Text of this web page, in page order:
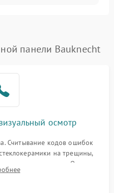
панели Bauknecht
осмотр
Считывание кодов ошибок
на трещины,
нагрева. Опрос
не видит посуду,